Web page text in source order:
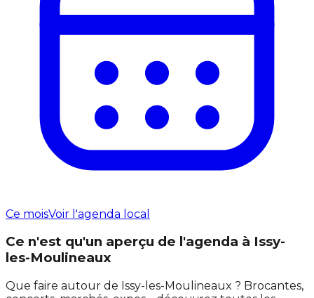
Ce moisVoir l'agenda local
Ce n'est qu'un aperçu de l'agenda à Issy-
les-Moulineaux
Que faire autour de Issy-les-Moulineaux ? Brocantes,